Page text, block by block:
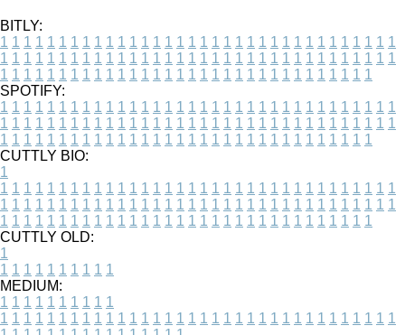
BITLY:
1 1 1 1 1 1 1 1 1 1 1 1 1 1 1 1 1 1 1 1 1 1 1 1 1 1 1 1 1 1 1 1 1 1
1 1 1 1 1 1 1 1 1 1 1 1 1 1 1 1 1 1 1 1 1 1 1 1 1 1 1 1 1 1 1 1 1 1
1 1 1 1 1 1 1 1 1 1 1 1 1 1 1 1 1 1 1 1 1 1 1 1 1 1 1 1 1 1 1 1
SPOTIFY:
1 1 1 1 1 1 1 1 1 1 1 1 1 1 1 1 1 1 1 1 1 1 1 1 1 1 1 1 1 1 1 1 1 1
1 1 1 1 1 1 1 1 1 1 1 1 1 1 1 1 1 1 1 1 1 1 1 1 1 1 1 1 1 1 1 1 1 1
1 1 1 1 1 1 1 1 1 1 1 1 1 1 1 1 1 1 1 1 1 1 1 1 1 1 1 1 1 1 1 1
CUTTLY BIO:
1
1 1 1 1 1 1 1 1 1 1 1 1 1 1 1 1 1 1 1 1 1 1 1 1 1 1 1 1 1 1 1 1 1 1
1 1 1 1 1 1 1 1 1 1 1 1 1 1 1 1 1 1 1 1 1 1 1 1 1 1 1 1 1 1 1 1 1 1
1 1 1 1 1 1 1 1 1 1 1 1 1 1 1 1 1 1 1 1 1 1 1 1 1 1 1 1 1 1 1 1
CUTTLY OLD:
1
1 1 1 1 1 1 1 1 1 1
MEDIUM:
1 1 1 1 1 1 1 1 1 1
1 1 1 1 1 1 1 1 1 1 1 1 1 1 1 1 1 1 1 1 1 1 1 1 1 1 1 1 1 1 1 1 1 1